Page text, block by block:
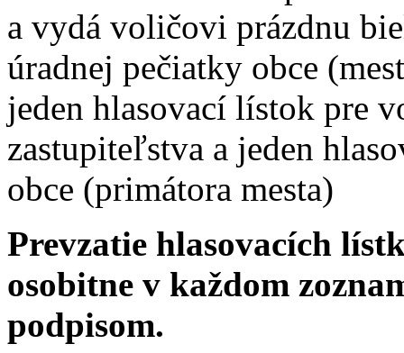
a vydá voličovi prázdnu
úradnej pečiatky obce
jeden hlasovací lístok pre
zastupiteľstva a jeden
obce (primátora mesta)
Prevzatie hlasovacích
osobitne v každom
podpisom.